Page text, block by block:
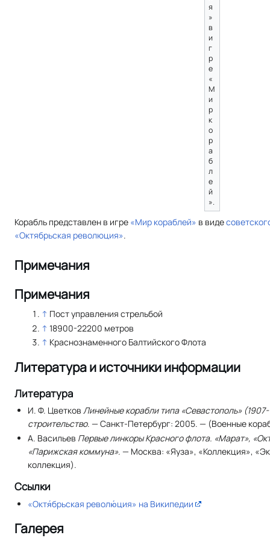
я
»
в
и
г
р
е
«
М
и
р
к
о
р
а
б
л
е
й
».
Корабль представлен в игре «Мир кораблей» в виде
«Октябрьская революция».
Примечания
Примечания
↑ Пост управления стрельбой
↑ 18900-22200 метров
↑ Краснознаменного Балтийского Флота
Литература и источники информации
Литература
И. Ф. ЦветковЛинейные корабли типа «Севастополь» (1907-
строительство. — Санкт-Петербург: 2005. — (Военные
А. Васильев Первые линкоры Красного флота. «Марат»,
«Парижская коммуна». — Москва: «Яуза», «Коллекция»,
коллекция).
Ссылки
«Октя́брьская револю́ция» на Википедии
Галерея